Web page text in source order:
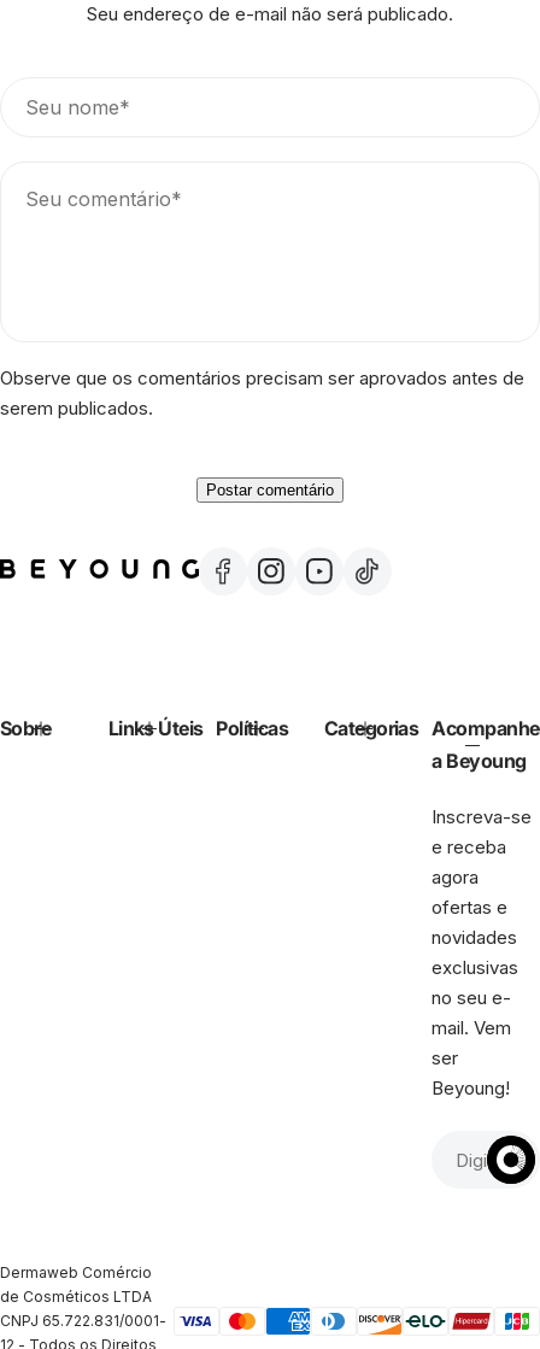
Seu endereço de e-mail não será publicado.
Observe que os comentários precisam ser aprovados antes de
serem publicados.
Sobre Links Úteis Políticas Categorias Acompanhe
a Beyoung
Inscreva-se
e receba
agora
ofertas e
novidades
exclusivas
no seu e-
mail. Vem
ser
Beyoung!
Dermaweb Comércio
de Cosméticos LTDA
CNPJ 65.722.831/0001-
12 - Todos os Direitos